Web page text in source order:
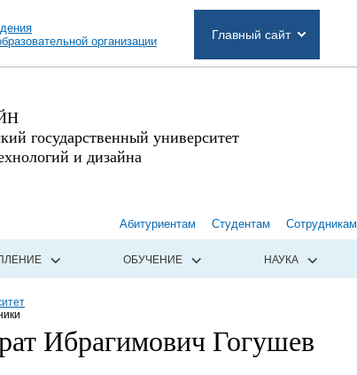
организации
Главный сайт
государственный университет
и дизайна
Абитуриентам Студентам Сотрудникам
ОБУЧЕНИЕ НАУКА
Ибрагимович Гогушев